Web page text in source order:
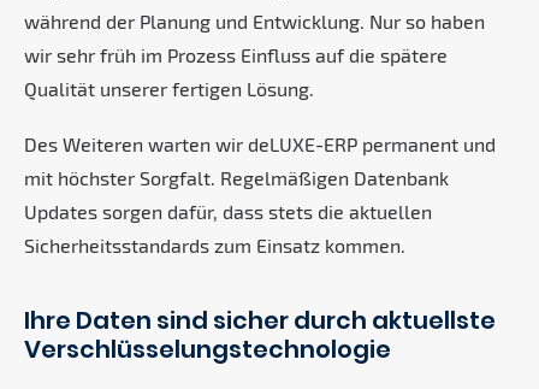
während der Planung und Entwicklung. Nur so haben
wir sehr früh im Prozess Einfluss auf die spätere
Qualität unserer fertigen Lösung.
Des Weiteren warten wir deLUXE-ERP permanent und
mit höchster Sorgfalt. Regelmäßigen Datenbank
Updates sorgen dafür, dass stets die aktuellen
Sicherheitsstandards zum Einsatz kommen.
Ihre Daten sind sicher durch aktuellste
Verschlüsselungstechnologie